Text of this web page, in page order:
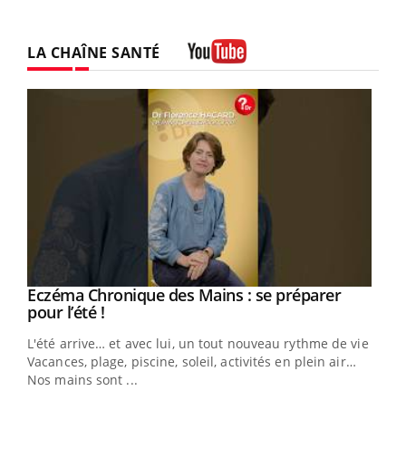
LA CHAÎNE SANTÉ
Youtube
Eczéma Chronique des Mains : se préparer
pour l’été !Youtube
L'été arrive… et avec lui, un tout nouveau rythme de vie !
Vacances, plage, piscine, soleil, activités en plein air…
Nos mains sont ...